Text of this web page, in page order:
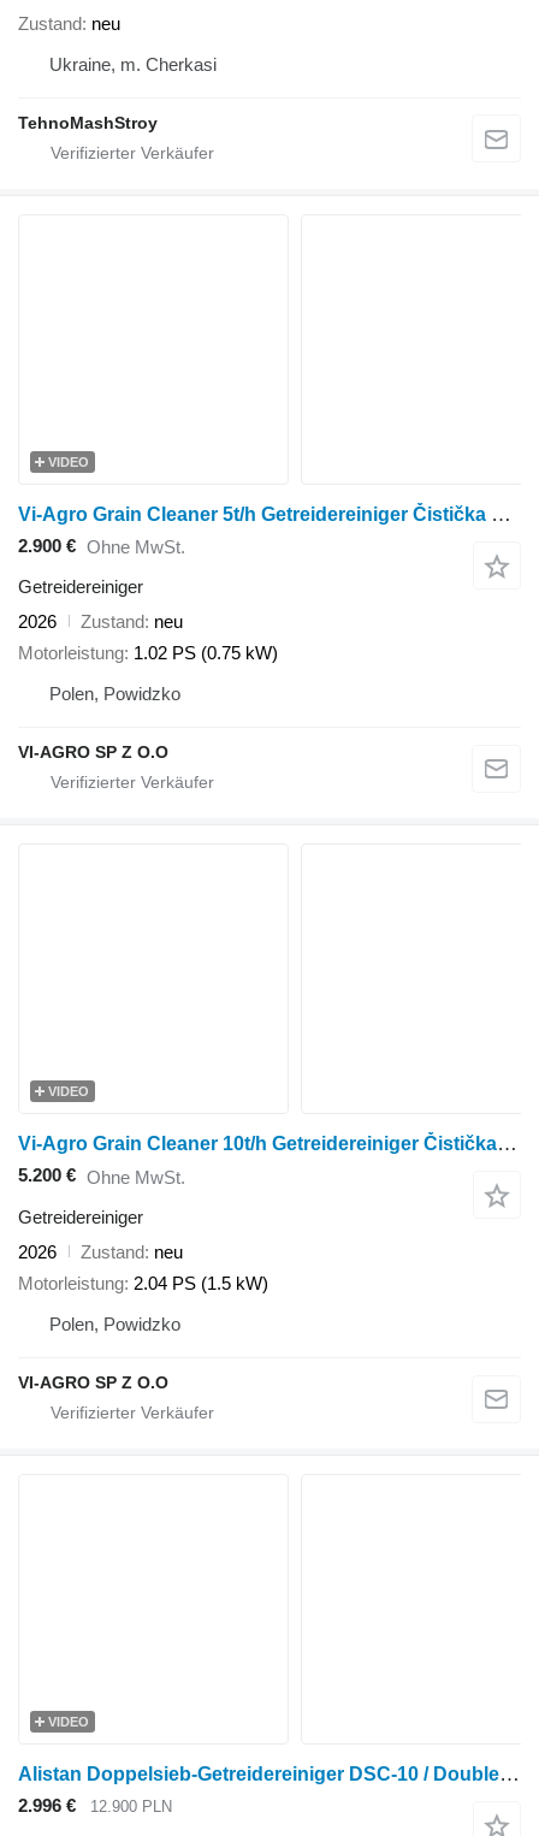
Zustand neu
Ukraine, m. Cherkasi
TehnoMashStroy
VIDEO
Vi-Agro Grain Cleaner 5t/h Getreidereiniger Čistička obilí Nettoyeur de
2.900 € Ohne MwSt.
Getreidereiniger
2026
Zustand neu
Motorleistung 1.02 PS (0.75 kW)
Polen, Powidzko
VI-AGRO SP Z O.O
VIDEO
Vi-Agro Grain Cleaner 10t/h Getreidereiniger Čistička obilí
5.200 € Ohne MwSt.
Getreidereiniger
2026
Zustand neu
Motorleistung 2.04 PS (1.5 kW)
Polen, Powidzko
VI-AGRO SP Z O.O
VIDEO
Alistan Doppelsieb-Getreidereiniger DSC-10 / Double-sieve grain cleaner
2.996 € 12.900 PLN